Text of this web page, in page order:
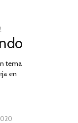
30
DE
DE
2022
tema
en
03